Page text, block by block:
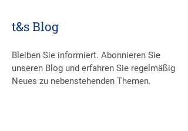
t&s Blog
Bleiben Sie informiert. Abonnieren Sie
unseren Blog und erfahren Sie regelmäßig
Neues zu nebenstehenden Themen.